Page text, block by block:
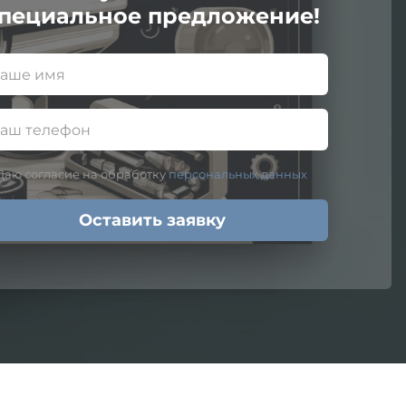
предложение!
согласие на обработкуперсональных данных
Оставить заявку